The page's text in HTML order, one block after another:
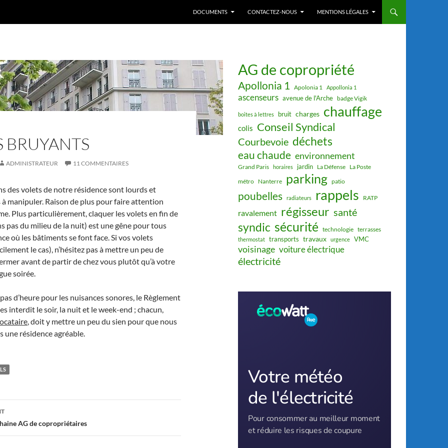
DOCUMENTS CONTACTEZ-NOUS MENTIONS LÉGALES
BRUYANTS
ADMINISTRATEUR 11 COMMENTAIRES
des volets de notre résidence sont lourds et
manipuler. Raison de plus pour faire attention
Plus particulièrement, claquer les volets en fin de
pas du milieu de la nuit) est une gêne pour tous
où les bâtiments se font face. Si vos volets
le cas), n’hésitez pas à mettre un peu de
avant de partir de chez vous plutôt qu’à votre
soirée.
pas d’heure pour les nuisances sonores, le Règlement
interdit le soir, la nuit et le week-end ; chacun,
, doit y mettre un peu du sien pour que nous
une résidence agréable.
AG de copropriétaires
AG de copropriété
Apollonia 1 Apolonia 1 Appollonia 1
ascenseurs avenue de l'Arche badge Vigik
boites à lettres bruit charges chauffage
colis Conseil Syndical
Courbevoie déchets
eau chaude environnement
Grand Paris horaires jardin La Défense La Poste
métro Nanterre parking patio
poubelles radiateurs rappels RATP
ravalement régisseur santé
syndic sécurité technologie terrasses
thermostat transports travaux urgence VMC
voisinage voiture électrique
électricité